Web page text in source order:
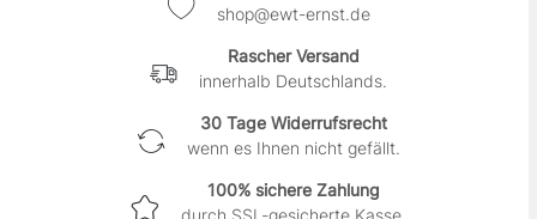
shop@ewt-ernst.de
Rascher Versand
innerhalb Deutschlands.
30 Tage Widerrufsrecht
wenn es Ihnen nicht gefällt.
100% sichere Zahlung
durch SSL-gesicherte Kasse.